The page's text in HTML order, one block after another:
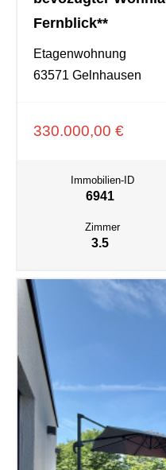
Fernblick**
Etagenwohnung
63571 Gelnhausen
330.000,00 €
Immobilien-ID
6941
Zimmer
3.5